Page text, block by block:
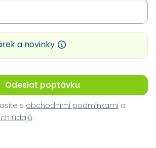
a novinky
Odeslat poptávku
s obchodními podmínkami a
údajů.